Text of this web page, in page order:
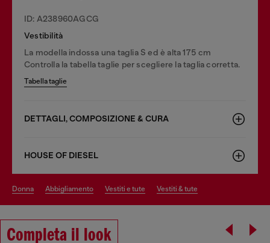
ID: A238960AGCG
Vestibilità
La modella indossa una taglia S ed è alta 175 cm
Controlla la tabella taglie per scegliere la taglia corretta.
Tabella taglie
DETTAGLI, COMPOSIZIONE & CURA
HOUSE OF DIESEL
donna abbigliamento vestiti e tute vestiti & tute
Completa il look